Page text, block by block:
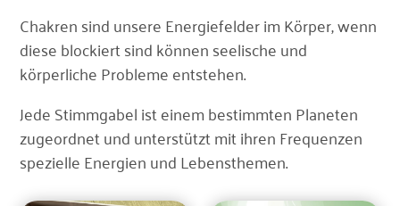
Chakren sind unsere Energiefelder im Körper, wenn
diese blockiert sind können seelische und
körperliche Probleme entstehen.
Jede Stimmgabel ist einem bestimmten Planeten
zugeordnet und unterstützt mit ihren Frequenzen
spezielle Energien und Lebensthemen.